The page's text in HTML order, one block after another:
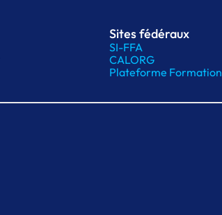
Sites fédéraux
SI-FFA
CALORG
Plateforme Formation